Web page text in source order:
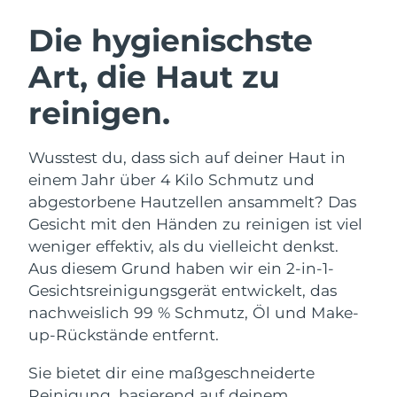
Die hygienischste
Art, die Haut zu
reinigen.
Wusstest du, dass sich auf deiner Haut in
einem Jahr über 4 Kilo Schmutz und
abgestorbene Hautzellen ansammelt? Das
Gesicht mit den Händen zu reinigen ist viel
weniger effektiv, als du vielleicht denkst.
Aus diesem Grund haben wir ein 2-in-1-
Gesichtsreinigungsgerät entwickelt, das
nachweislich 99 % Schmutz, Öl und Make-
up-Rückstände entfernt.
Sie bietet dir eine maßgeschneiderte
Gesichtsreinigung
Anti-aging massage
LUNA™ 4 Plus
Massage, LED heating
LUNA™ 4 Men
For men, anti-aging massage
Microcurrent toning
BEAR™ 2 go
Microcurrent toning on-the-go
BEAR™ 2 eyes & lips
Microcurrent line smoothing device
Hydratisierung
UFO™ 3 Set
Deep facial hydration
UFO™ 3 LED
device
Mundpflege
issa™ 4
Hybrid silicone sonic toothbrush
issa™ 4 plus
FAQ™ ANTI-AGING-BEHANDLUNG
Anti-aging LED-Behandlungen
NEW
Australien
Erwartete Lieferung
Österreich
Bahrain
Erwartete Lieferung
10/08/2026
Belgien
Erwartete Lieferung
09/08/2026
Bermuda
Erwartete Lieferung
15/08/2026
Bosnien und